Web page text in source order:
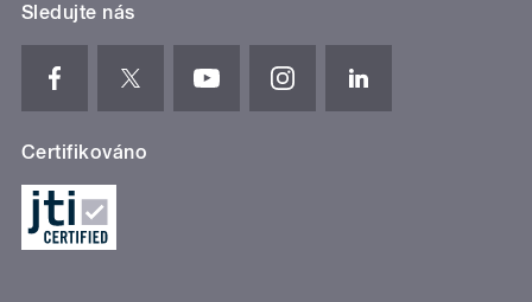
Sledujte nás
Certifikováno